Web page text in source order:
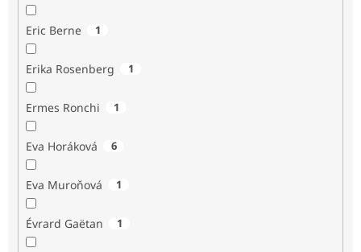
Eric Berne 1
Erika Rosenberg 1
Ermes Ronchi 1
Eva Horáková 6
Eva Muroňová 1
Évrard Gaëtan 1